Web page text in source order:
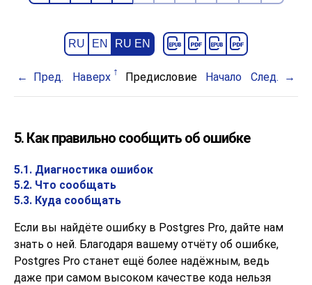
RU EN RU EN
Пред. Наверх Предисловие Начало След.
5. Как правильно сообщить об ошибке
5.1. Диагностика ошибок
5.2. Что сообщать
5.3. Куда сообщать
Если вы найдёте ошибку в Postgres Pro, дайте нам
знать о ней. Благодаря вашему отчёту об ошибке,
Postgres Pro станет ещё более надёжным, ведь
даже при самом высоком качестве кода нельзя